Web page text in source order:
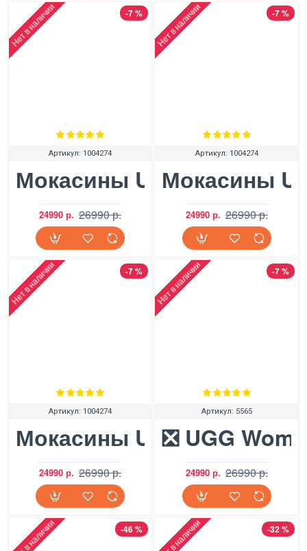
-7 %
Нет в наличии
Артикул: 1004274
Мокасины UGG Dakota
24990 р. 26990 р.
-7 %
Нет в наличии
Артикул: 1004274
Мокасины
24990 р. 26990 р.
-7 %
Нет в наличии
Артикул: 1004274
Мокасины UGG Dakota
24990 р. 26990 р.
-7 %
Нет в наличии
Артикул: 5565
❎ UGG
24990 р. 26990 р.
-46 %
Нет в наличии -32 %
Нет в наличии